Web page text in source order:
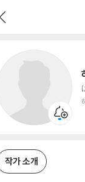
작가 소개